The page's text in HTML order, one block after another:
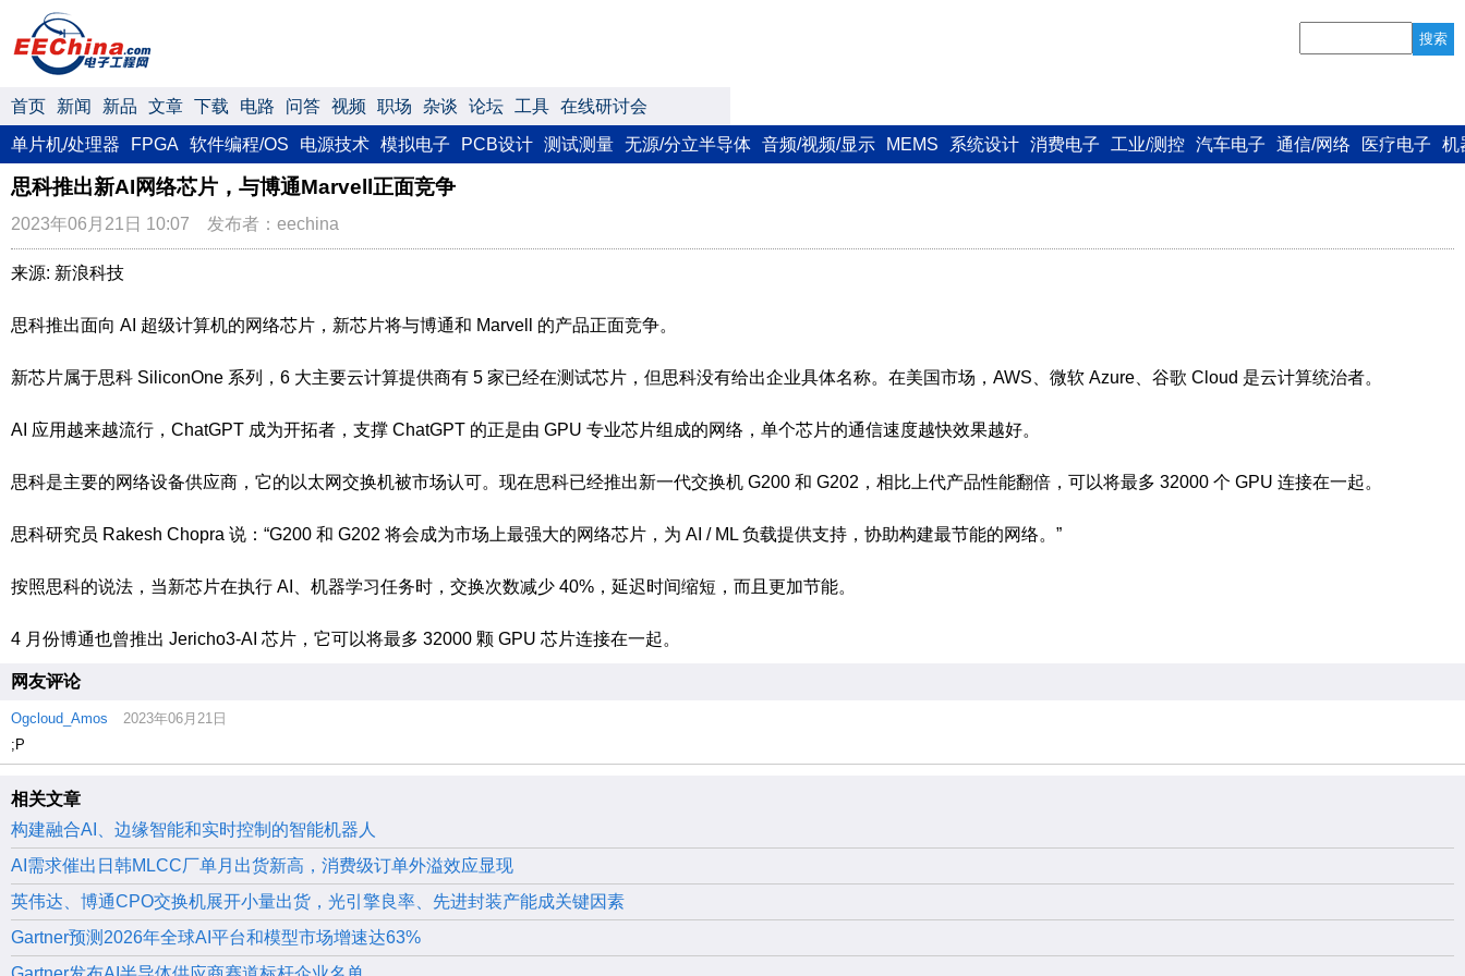
搜索
首页 新闻 新品 文章 下载 电路 问答 视频 职场 杂谈 论坛 工具 在线研讨会
单片机/处理器 FPGA 软件编程/OS 电源技术 模拟电子 PCB设计 测试测量 无源/分立半导体 音频/视频/显示 MEMS 系统设计 消费电子 工业/测控 汽车电子 通信/网络 医疗电子 机
思科推出新AI网络芯片，与博通Marvell正面竞争
2023年06月21日 10:07 发布者：eechina
来源: 新浪科技
思科推出面向 AI 超级计算机的网络芯片，新芯片将与博通和 Marvell 的产品正面竞争。
新芯片属于思科 SiliconOne 系列，6 大主要云计算提供商有 5 家已经在测试芯片，但思科没有给出企业具体名称。在美国市场，AWS、微软 Azure、谷歌 Cloud 是云计算统治者。
AI 应用越来越流行，ChatGPT 成为开拓者，支撑 ChatGPT 的正是由 GPU 专业芯片组成的网络，单个芯片的通信速度越快效果越好。
思科是主要的网络设备供应商，它的以太网交换机被市场认可。现在思科已经推出新一代交换机 G200 和 G202，相比上代产品性能翻倍，可以将最多 32000 个 GPU 连接在一起。
思科研究员 Rakesh Chopra 说：“G200 和 G202 将会成为市场上最强大的网络芯片，为 AI / ML 负载提供支持，协助构建最节能的网络。”
按照思科的说法，当新芯片在执行 AI、机器学习任务时，交换次数减少 40%，延迟时间缩短，而且更加节能。
4 月份博通也曾推出 Jericho3-AI 芯片，它可以将最多 32000 颗 GPU 芯片连接在一起。
网友评论
Ogcloud_Amos
2023年06月21日
;P
相关文章
构建融合AI、边缘智能和实时控制的智能机器人
AI需求催出日韩MLCC厂单月出货新高，消费级订单外溢效应显现
英伟达、博通CPO交换机展开小量出货，光引擎良率、先进封装产能成关键因素
Gartner预测2026年全球AI平台和模型市场增速达63%